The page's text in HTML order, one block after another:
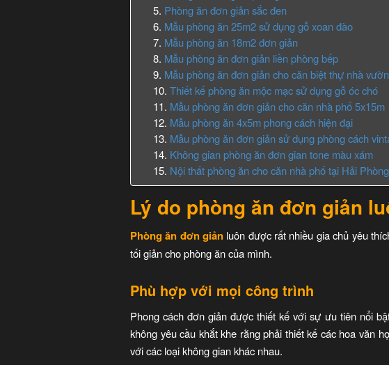
Phòng ăn đơn giản sắc đen
Mẫu phòng ăn 25m2 sử dụng gỗ xoan đào
Mẫu phòng ăn 18m2 đơn giản
Mẫu phòng ăn đơn giản liền phòng bếp
Mẫu phòng ăn đơn giản cho căn biệt thự nhà vườn
Thiết kế phòng ăn mộc mạc sử dụng gỗ óc chó
Mẫu phòng ăn đơn giản cho căn nhà phố 5x15m
Mẫu phòng ăn 4x5m phong cách hiện đại
Mẫu phòng ăn đơn giản sử dụng phòng cách
Không gian phòng ăn đơn gian tone màu xám
Nội thất phòng ăn cho căn nhà phố tại Hải Phòng
Lý do phòng ăn đơn giản
Phòng ăn đơn giản luôn được rất nhiều gia chủ yêu
tối giản cho phòng ăn của mình.
Phù hợp với mọi công trình
Phong cách đơn giản được thiết kế với sự ưu tiên nổi
không yêu cầu khắt khe rằng phải thiết kế các hoa văn
với các loại không gian khác nhau.